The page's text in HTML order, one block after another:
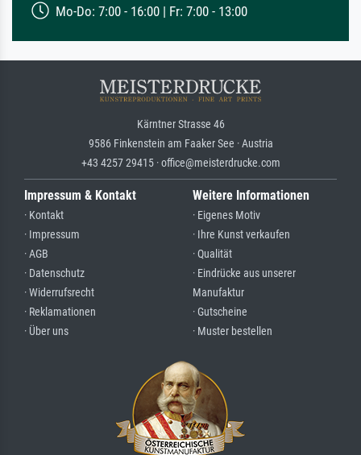
Mo-Do: 7:00 - 16:00 | Fr: 7:00 - 13:00
Kärntner Strasse 46
9586 Finkenstein am Faaker See · Austria
+43 4257 29415 · office@meisterdrucke.com
Impressum & Kontakt
· Kontakt
· Impressum
· AGB
· Datenschutz
· Widerrufsrecht
· Reklamationen
· Über uns
Weitere Informationen
· Eigenes Motiv
· Ihre Kunst verkaufen
· Qualität
· Eindrücke aus unserer
Manufaktur
· Gutscheine
· Muster bestellen